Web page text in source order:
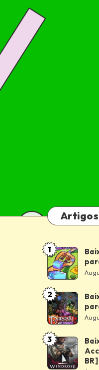
Baixar
Cubetory
v1.0
Jogo
para
PC
[PT-
BR]
1
Baixar
Barony
v5.0.2
Jogo
para
2
Baixar
Windrose
3
BR]